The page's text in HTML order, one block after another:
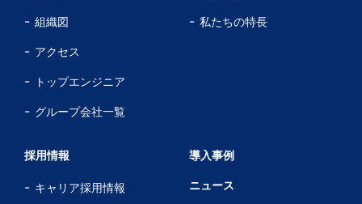
組織図
アクセス
トップエンジニア
グループ会社一覧
私たちの特長
採用情報
キャリア採用情報
導入事例
ニュース